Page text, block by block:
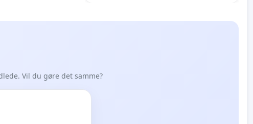
Vil du gøre det samme?